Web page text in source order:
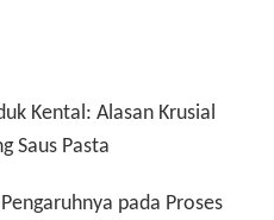
Kental: Alasan Krusial
Saus Pasta
pada Proses